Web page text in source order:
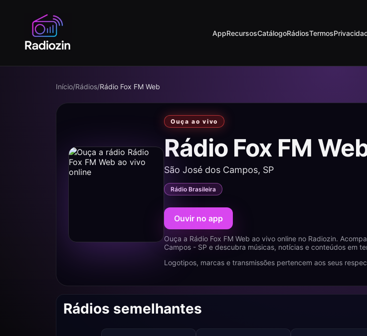
AppRecursosCatálogoRádiosTermos
Início/Rádios/Rádio Fox FM Web
Ouça ao vivo
Rádio Fox FM
São José dos Campos, SP
Rádio Brasileira
Ouvir no app
Ouça a Rádio Fox FM Web ao vivo online no Radiozin.
Campos - SP e descubra músicas, notícias e conteúdos em
Logotipos, marcas e transmissões pertencem aos seus
Rádios semelhantes